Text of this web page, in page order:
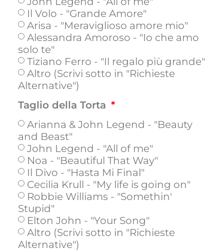
Il Volo - "Grande Amore"
Arisa - "Meraviglioso amore mio"
Alessandra Amoroso - "Io che amo
solo te"
Tiziano Ferro - "Il regalo più grande"
Altro (Scrivi sotto in "Richieste
Alternative")
Taglio della Torta
Arianna & John Legend - "Beauty
and Beast"
John Legend - "All of me"
Noa - "Beautiful That Way"
Il Divo - "Hasta Mi Final"
Cecilia Krull - "My life is going on"
Robbie Williams - "Somethin'
Stupid"
Elton John - "Your Song"
Altro (Scrivi sotto in "Richieste
Alternative")